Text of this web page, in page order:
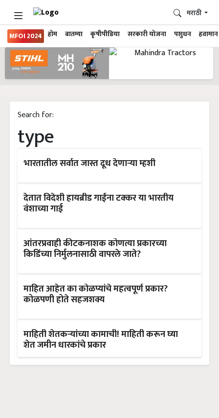
MFOI 2024 होम बातम्या कृषीपीडिया सरकारी योजना पशुधन हवामान
मराठी
Search for:
type
भारतातील सर्वात जास्त दूध देणाऱ्या म्हशी
देतात विदेशी हायब्रीड गाईंना टक्कर या भारतीय
वंशाच्या गाई
आंतरप्रवाही कीटकनाशक कोणत्या प्रकारच्या
किडिंच्या निर्मुलनासाठी वापरले जाते?
माहित आहेत का कोळप्यांचे महत्वपूर्ण प्रकार?
कोळपणी होते सहजशक्य
माहिती शेतकऱ्यांच्या कामाची! माहिती करून घ्या
शेत जमीन धारकांचे प्रकार